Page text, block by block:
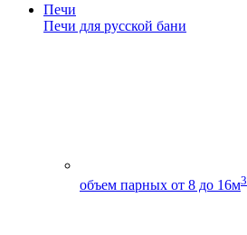
Печи
Печи для русской бани
объем парных от 8 до 16м3